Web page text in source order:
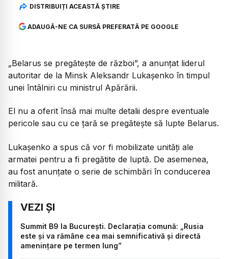
DISTRIBUIȚI ACEASTĂ ȘTIRE
ADAUGĂ-NE CA SURSĂ PREFERATĂ PE GOOGLE
„Belarus se pregătește de război”, a anunțat liderul
autoritar de la Minsk Aleksandr Lukașenko în timpul
unei întâlniri cu ministrul Apărării.
El nu a oferit însă mai multe detalii despre eventuale
pericole sau cu ce țară se pregătește să lupte Belarus.
Lukașenko a spus că vor fi mobilizate unități ale
armatei pentru a fi pregătite de luptă. De asemenea,
au fost anunțate o serie de schimbări în conducerea
militară.
Summit B9 la București. Declarația comună: „Rusia
este şi va rămâne cea mai semnificativă şi directă
ameninţare pe termen lung”